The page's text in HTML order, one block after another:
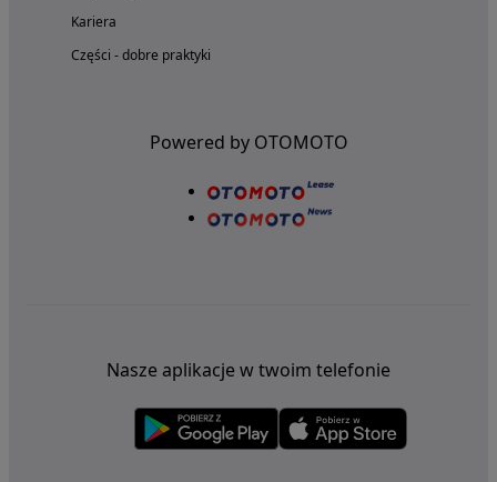
Kariera
Części - dobre praktyki
Powered by OTOMOTO
Nasze aplikacje w twoim telefonie